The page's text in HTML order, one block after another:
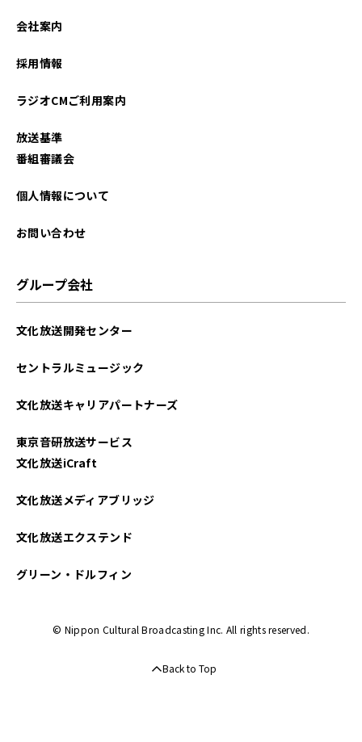
2025年02月
2024年11月
2024年06月
2024年05月
2024年04月
会社案内
採用情報
ラジオCMご利用案内
放送基準
番組審議会
個人情報について
お問い合わせ
グループ会社
文化放送開発センター
セントラルミュージック
文化放送キャリアパートナーズ
東京音研放送サービス
文化放送iCraft
文化放送メディアブリッジ
文化放送エクステンド
グリーン・ドルフィン
© Nippon Cultural Broadcasting Inc. All rights reserved.
Back to Top